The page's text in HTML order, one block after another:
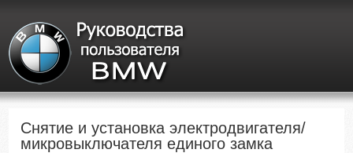
Снятие и установка электродвигателя/
микровыключателя единого замка